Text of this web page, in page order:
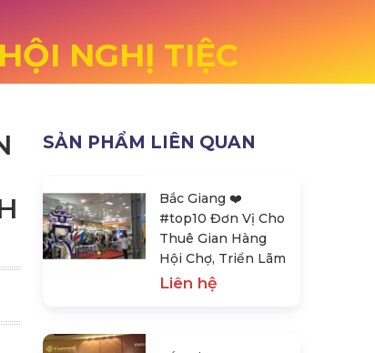
NGHỊ TIỆC
SẢN PHẨM LIÊN QUAN
Bắc Giang ❤️️
#top10 Đơn Vị Cho
Thuê Gian Hàng
Hội Chợ, Triển Lãm
Liên hệ